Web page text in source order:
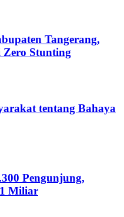
Tangerang,
Zero Stunting
tentang Bahaya
Pengunjung,
Miliar